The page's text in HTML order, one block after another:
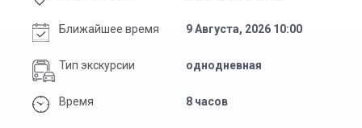
Ближайшее время 9 Августа, 2026 10:00
Тип экскурсии однодневная
Время 8 часов